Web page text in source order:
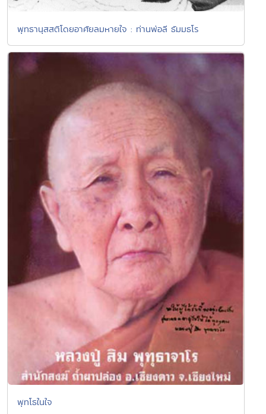
พุทธานุสสติโดยอาศัยลมหายใจ : ท่านพ่อลี ธัมมธโร
พุทโธในใจ